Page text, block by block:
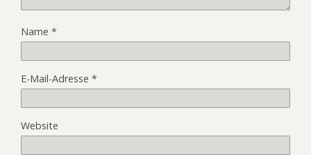
Name *
E-Mail-Adresse *
Website